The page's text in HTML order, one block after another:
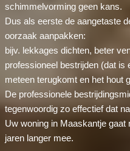
schimmelvorming geen kans.
Dus als eerste de aangetaste
oorzaak aanpakken:
bijv. lekkages dichten, beter
professioneel bestrijden (dat is
meteen terugkomt en het hout
De professionele
tegenwoordig zo effectief dat
Uw woning in Maaskantje gaat
jaren langer mee.